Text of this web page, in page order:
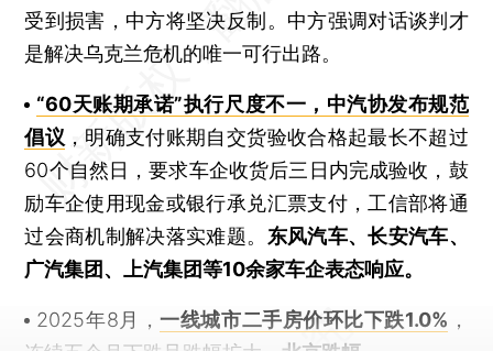
受到损害，中方将坚决反制。中方强调对话谈判才
是解决乌克兰危机的唯一可行出路。
“60天账期承诺”执行尺度不一，中汽协发布规范
倡议 ，明确支付账期自交货验收合格起最长不超过
60个自然日，要求车企收货后三日内完成验收，鼓
励车企使用现金或银行承兑汇票支付，工信部将通
过会商机制解决落实难题。 东风汽车、长安汽车、
广汽集团、上汽集团等10余家车企表态响应。
2025年8月，一线城市二手房价环比下跌1.0% ，